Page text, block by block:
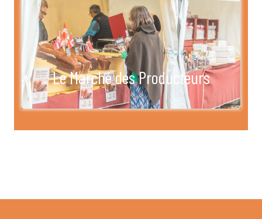
Le Marché des Producteurs